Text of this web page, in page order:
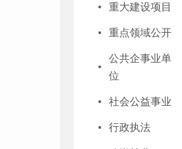
重大建设项目
重点领域公开
公共企事业单
位
社会公益事业
行政执法